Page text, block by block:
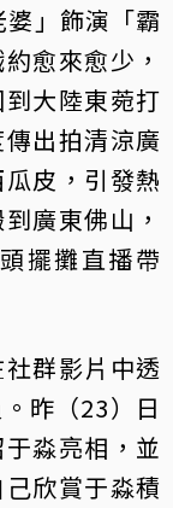
」飾演「霸
愈來愈少，
大陸東菀打
出拍清涼廣
皮，引發熱
廣東佛山，
擺攤直播帶
群影片中透
昨（23）日
淼亮相，並
欣賞于淼積